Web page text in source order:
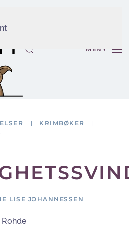
MENY
KRIMBØKER
LISE JOHANNESSEN
Rohde